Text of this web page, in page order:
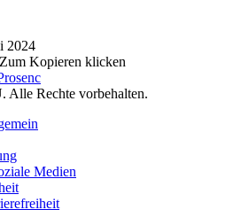
2024
Zum Kopieren klicken
Rechte vorbehalten.
Medien